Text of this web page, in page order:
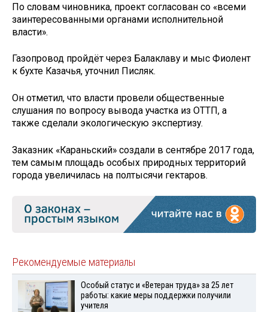
По словам чиновника, проект согласован со «всеми
заинтересованными органами исполнительной
власти».
Газопровод пройдёт через Балаклаву и мыс Фиолент
к бухте Казачья, уточнил Писляк.
Он отметил, что власти провели общественные
слушания по вопросу вывода участка из ОТТП, а
также сделали экологическую экспертизу.
Заказник «Караньский» создали в сентябре 2017 года,
тем самым площадь особых природных территорий
города увеличилась на полтысячи гектаров.
Рекомендуемые материалы
Особый статус и «Ветеран труда» за 25 лет
работы: какие меры поддержки получили
учителя